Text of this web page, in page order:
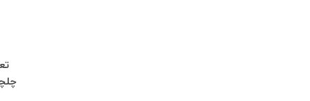
چلچراغ طبقه 3